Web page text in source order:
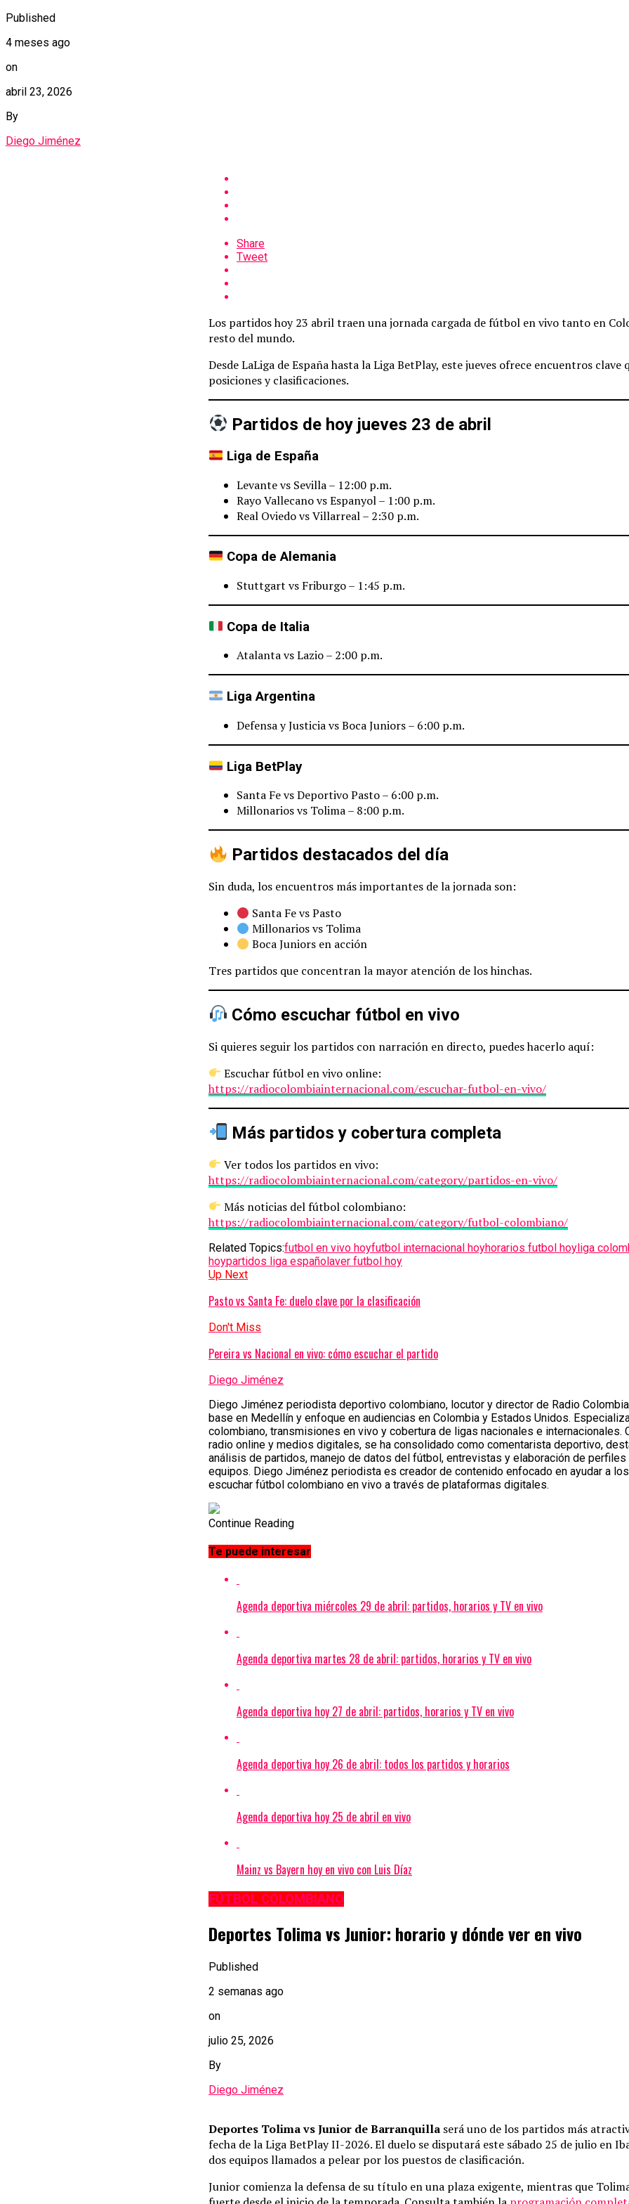
Published
4 meses ago
on
abril 23, 2026
By
Diego Jiménez
Share
Tweet
Los partidos hoy 23 abril traen una jornada cargada de fútbol en vivo tanto en
resto del mundo.
Desde LaLiga de España hasta la Liga BetPlay, este jueves ofrece encuentros
posiciones y clasificaciones.
Partidos de hoy jueves 23 de abril
Liga de España
Levante vs Sevilla – 12:00 p.m.
Rayo Vallecano vs Espanyol – 1:00 p.m.
Real Oviedo vs Villarreal – 2:30 p.m.
Copa de Alemania
Stuttgart vs Friburgo – 1:45 p.m.
Copa de Italia
Atalanta vs Lazio – 2:00 p.m.
Liga Argentina
Defensa y Justicia vs Boca Juniors – 6:00 p.m.
Liga BetPlay
Santa Fe vs Deportivo Pasto – 6:00 p.m.
Millonarios vs Tolima – 8:00 p.m.
Partidos destacados del día
Sin duda, los encuentros más importantes de la jornada son:
Santa Fe vs Pasto
Millonarios vs Tolima
Boca Juniors en acción
Tres partidos que concentran la mayor atención de los hinchas.
Cómo escuchar fútbol en vivo
Si quieres seguir los partidos con narración en directo, puedes hacerlo aquí:
Escuchar fútbol en vivo online:
https://radiocolombiainternacional.com/escuchar-futbol-en-vivo/
Más partidos y cobertura completa
Ver todos los partidos en vivo:
https://radiocolombiainternacional.com/category/partidos-en-vivo/
Más noticias del fútbol colombiano:
https://radiocolombiainternacional.com/category/futbol-colombiano/
Related Topics:futbol en vivo hoyfutbol internacional hoyhorarios futbol hoyliga
hoypartidos liga españolaver futbol hoy
Up Next
Pasto vs Santa Fe: duelo clave por la clasificación
Don't Miss
Pereira vs Nacional en vivo: cómo escuchar el partido
Diego Jiménez
Diego Jiménez periodista deportivo colombiano, locutor y director de Radio
base en Medellín y enfoque en audiencias en Colombia y Estados Unidos.
colombiano, transmisiones en vivo y cobertura de ligas nacionales e internacionales.
radio online y medios digitales, se ha consolidado como comentarista deportivo,
análisis de partidos, manejo de datos del fútbol, entrevistas y elaboración de perfiles
equipos. Diego Jiménez periodista es creador de contenido enfocado en ayudar a
escuchar fútbol colombiano en vivo a través de plataformas digitales.
Continue Reading
Te puede interesar
Agenda deportiva miércoles 29 de abril: partidos, horarios y TV en vivo
Agenda deportiva martes 28 de abril: partidos, horarios y TV en vivo
Agenda deportiva hoy 27 de abril: partidos, horarios y TV en vivo
Agenda deportiva hoy 26 de abril: todos los partidos y horarios
Agenda deportiva hoy 25 de abril en vivo
Mainz vs Bayern hoy en vivo con Luis Díaz
FÚTBOL COLOMBIANO
Deportes Tolima vs Junior: horario y dónde ver en vivo
Published
2 semanas ago
on
julio 25, 2026
By
Diego Jiménez
Deportes Tolima vs Junior de Barranquilla será uno de los partidos más
fecha de la Liga BetPlay II-2026. El duelo se disputará este sábado 25 de julio en
dos equipos llamados a pelear por los puestos de clasificación.
Junior comienza la defensa de su título en una plaza exigente, mientras que